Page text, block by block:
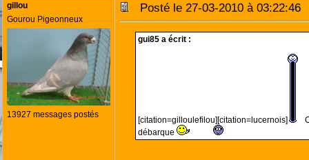
gillou
Gourou Pigeonneux
13927 messages postés
Posté le 27-03-2010 à
gui85 a écrit :
[citation=gilloulefilou][citation=lucernois]
débarque